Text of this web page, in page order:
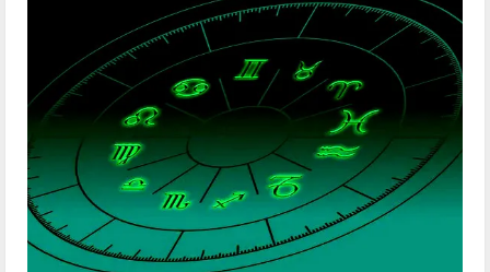
tədrs
ilinə
start
verildi